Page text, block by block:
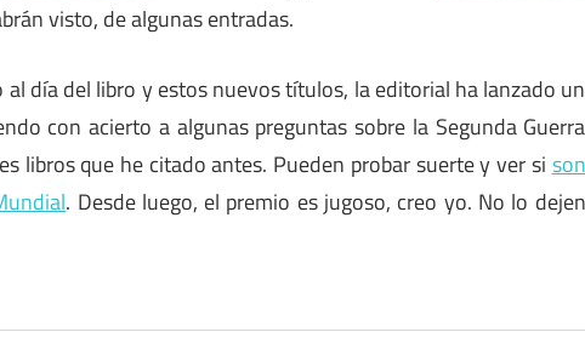
visto, de algunas entradas.
al día del libro y estos nuevos títulos, la editorial ha lanzado un
con acierto a algunas preguntas sobre la Segunda Guerra
libros que he citado antes. Pueden probar suerte y ver si son
. Desde luego, el premio es jugoso, creo yo. No lo dejen